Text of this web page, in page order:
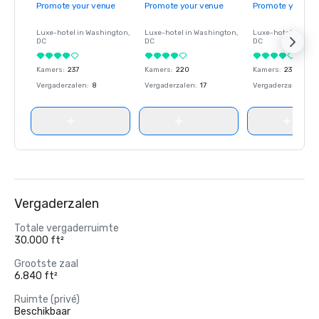
Promote your venue
Luxe-hotel in Washington,
DC
Kamers: 237
Vergaderzalen: 8
Promote your venue
Luxe-hotel in Washington,
DC
Kamers: 220
Vergaderzalen: 17
Promote your
Luxe-hotel in
DC
Kamers: 237
Vergaderzalen
Vergaderzalen
Totale vergaderruimte
30.000 ft²
Grootste zaal
6.840 ft²
Ruimte (privé)
Beschikbaar